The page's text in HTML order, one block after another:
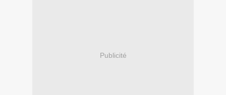
Publicité